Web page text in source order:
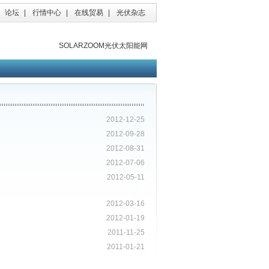
论坛 行情中心 在线贸易 光伏杂志
SOLARZOOM光伏太阳能网
2012-12-25
2012-09-28
2012-08-31
2012-07-06
2012-05-11
2012-03-16
2012-01-19
2011-11-25
2011-01-21